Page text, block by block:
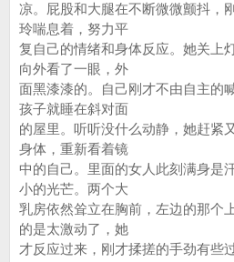
凉。屁股和大腿在不断微微颤抖，
玲喘息着，努力平
复自己的情绪和身体反应。她关上
向外看了一眼，外
面黑漆漆的。自己刚才不由自主的
孩子就睡在斜对面
的屋里。听听没什么动静，她赶紧
身体，重新看着镜
中的自己。里面的女人此刻满身是
小的光芒。两个大
乳房依然耸立在胸前，左边的那个
的是太激动了，她
才反应过来，刚才揉搓的手劲有些